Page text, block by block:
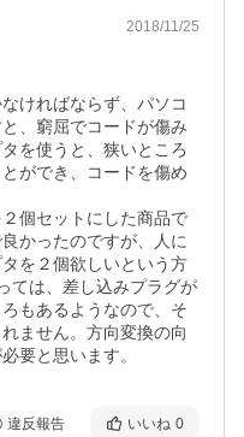
2018/11/25
ければならず、パソコ
、窮屈でコードが傷み
を使うと、狭いところ
ができ、コードを傷め
個セットにした商品で
かったのですが、人に
を２個欲しいという方
ては、差し込みプラグが
もあるようなので、そ
ません。方向変換の向
要と思います。
違反報告 いいね 0